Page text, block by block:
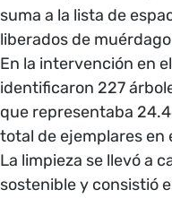
suma a la lista de
liberados de
En la intervención en
identificaron 227
que representaba
total de ejemplares en
La limpieza se llevó a
sostenible y consistió